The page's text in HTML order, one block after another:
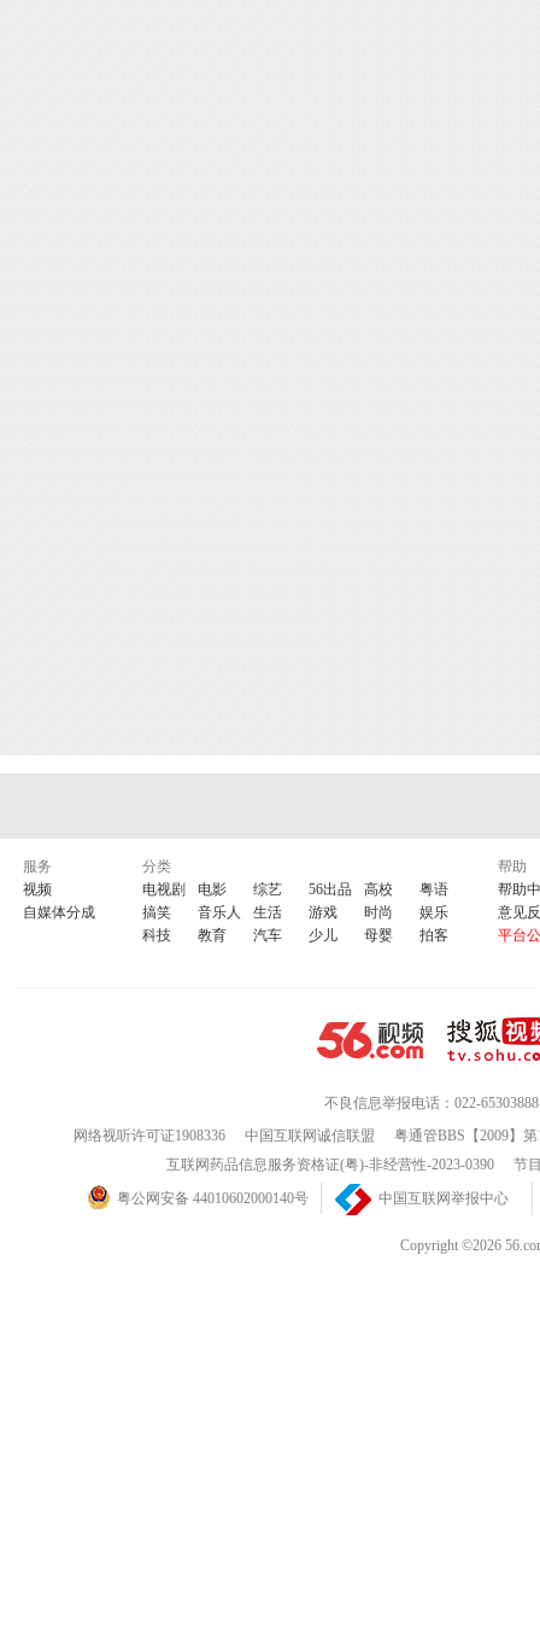
服务
视频
自媒体分成
分类
电视剧
电影 综艺 56出品 高校
粤语
搞笑
音乐人 生活 游戏 时尚
娱乐
科技
教育 汽车 少儿 母婴 拍客
帮助
帮助
意见
平台
不良信息举报电话：022-65303888
网络视听许可证1908336
中国互联网诚信联盟
粤通管BBS【2009】
互联网药品信息服务资格证(粤)-非经营性-2023-0390
节
粤公网安备 44010602000140号
中国互联网举报中心
Copyright ©2026